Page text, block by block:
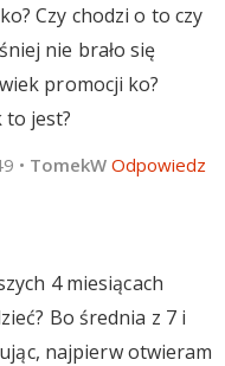
Czy chodzi o to czy
nie brało się
promocji ko?
to jest?
• TomekW Odpowiedz
4 miesiącach
Bo średnia z 7 i
najpierw otwieram